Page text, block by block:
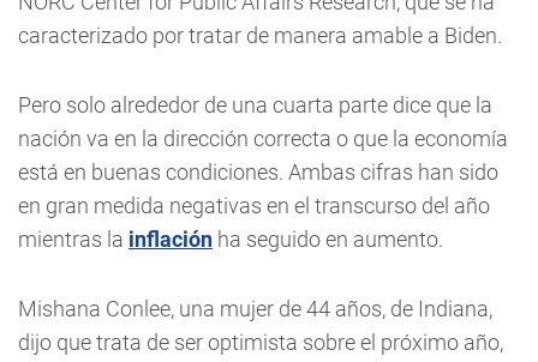
caracterizado por tratar de manera amable a Biden.
Pero solo alrededor de una cuarta parte dice que la
nación va en la dirección correcta o que la economía
está en buenas condiciones. Ambas cifras han sido
en gran medida negativas en el transcurso del año
mientras la inflación ha seguido en aumento.
Mishana Conlee, una mujer de 44 años, de Indiana,
dijo que trata de ser optimista sobre el próximo año,